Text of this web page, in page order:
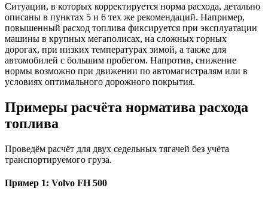
Ситуации, в которых корректируется норма расхода, детально
описаны в пунктах 5 и 6 тех же рекомендаций. Например,
повышенный расход топлива фиксируется при эксплуатации
машины в крупных мегаполисах, на сложных горных
дорогах, при низких температурах зимой, а также для
автомобилей с большим пробегом. Напротив, снижение
нормы возможно при движении по автомагистралям или в
условиях оптимального дорожного покрытия.
Примеры расчёта норматива расхода
топлива
Проведём расчёт для двух седельных тягачей без учёта
транспортируемого груза.
Пример 1: Volvo FH 500